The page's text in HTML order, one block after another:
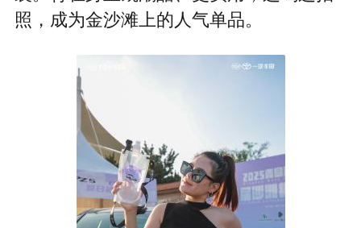
照，成为金沙滩上的人气单品。